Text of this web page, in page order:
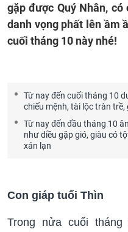
gặp được Quý Nhân,
danh vọng phất lên ầm
cuối tháng 10 này nhé!
Từ nay đến cuối tháng 10
chiếu mệnh, tài lộc tràn
Từ nay đến đầu tháng 10
như diều gặp gió, giàu có
xán lạn
Con giáp tuổi Thìn
Trong nửa cuối